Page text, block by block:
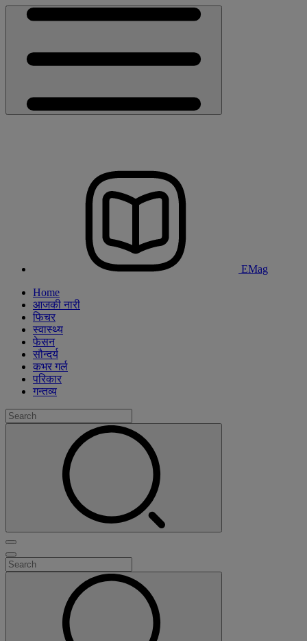
EMag
Home
आजकी नारी
फिचर
स्वास्थ्य
फेसन
सौन्दर्य
कभर गर्ल
परिकार
गन्तव्य